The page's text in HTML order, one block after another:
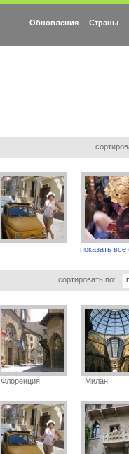
Обновления Страны
показать все
сортировать по:
Флоренция Милан